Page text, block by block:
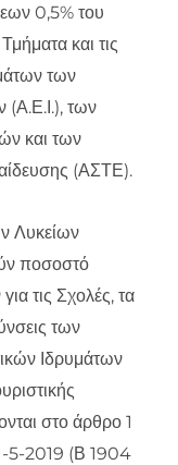
0,5% του
και τις
των
(Α.Ε.Ι.), των
και των
(ΑΣΤΕ).
Λυκείων
ποσοστό
τις Σχολές, τα
των
Ιδρυμάτων
στο άρθρο 1
5-2019 (Β 1904